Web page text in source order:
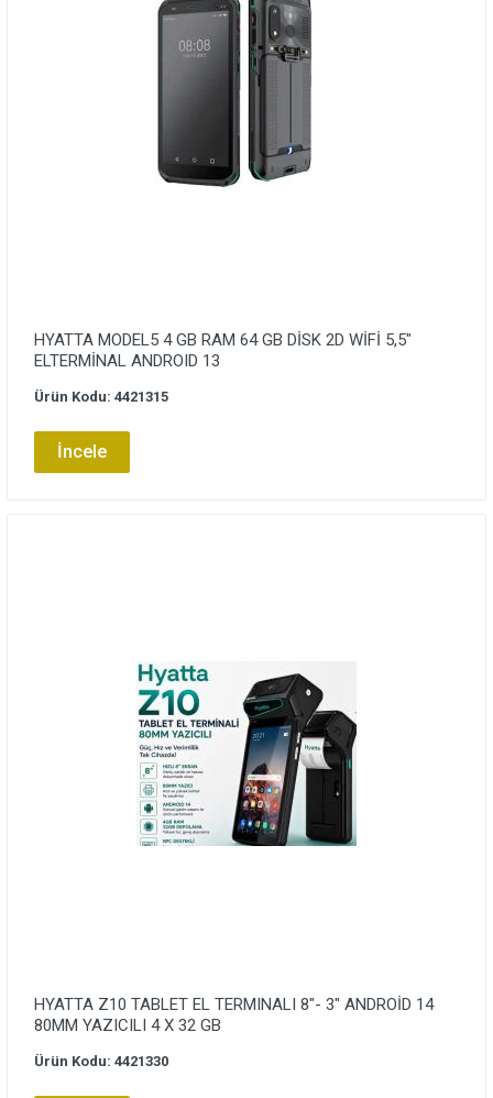
HYATTA MODEL5 4 GB RAM 64 GB DİSK 2D WİFİ 5,5″
ELTERMİNAL ANDROID 13
Ürün Kodu: 4421315
İncele
HYATTA Z10 TABLET EL TERMINALI 8″- 3″ ANDROİD 14
80MM YAZICILI 4 X 32 GB
Ürün Kodu: 4421330